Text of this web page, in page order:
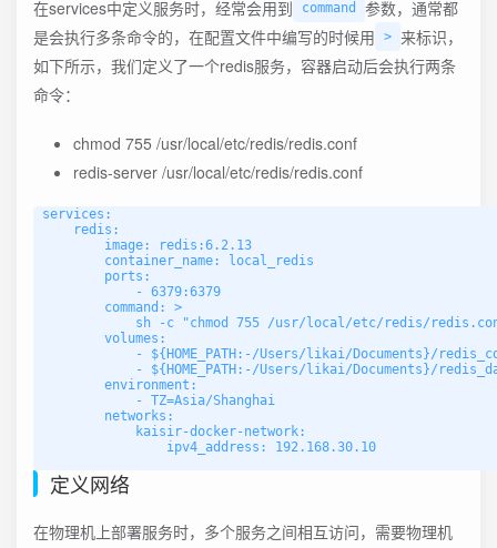
在services中定义服务时，经常会用到 command
参数，通常都
是会执行多条命令的，在配置文件中编写的时候用
> 来标识，
如下所示，我们定义了一个redis服务，容器启动后会执行两条
命令：
chmod 755 /usr/local/etc/redis/redis.conf
redis-server /usr/local/etc/redis/redis.conf
services:
    redis:
        image: redis:6.2.13
        container_name: local_redis
        ports:
            - 6379:6379
        command: >
sh -c "chmod 755 /usr/local/etc/redis/
        volumes:
- ${HOME_PATH:-/Users/likai/Documents}/
- ${HOME_PATH:-/Users/likai/Documents}/
        environment:
            - TZ=Asia/Shanghai
        networks:
            kaisir-docker-network:
                ipv4_address: 192.168.30.10
定义网络
在物理机上部署服务时，多个服务之间相互访问，需要物理机